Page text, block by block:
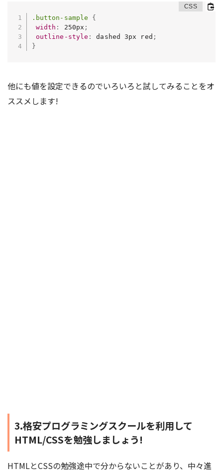
.button-sample
{
width : 250px ;
outline-style : dashed 3px red ;
}
他にも値を設定できるのでいろいろと試してみることをオ
ススメします!
3.格安プログラミングスクールを利用して
HTML/CSSを勉強しましょう!
HTMLとCSSの勉強途中で分からないことがあり、中々進